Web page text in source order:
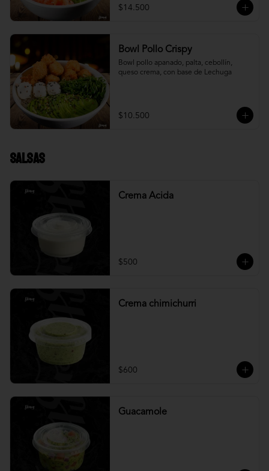
$14.500
Bowl Pollo Crispy
Bowl pollo apanado, palta, cebollín,
queso crema, con base de Lechuga
$10.500
Salsas
Crema Acida
$500
Crema chimichurri
$600
Guacamole